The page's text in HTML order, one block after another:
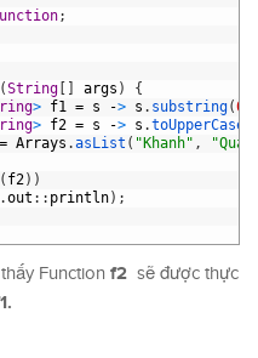
;
(String [ ] args )
{
> f1 = s -> s . substring(0
> f2 = s -> s .toUpperCase
= Arrays .asList ( "Khanh" ,
( f2) )
.out : : println) ;
Function f2 sẽ được thực